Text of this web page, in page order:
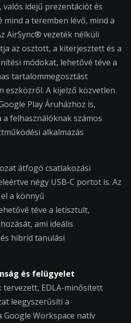
idejű prezentációt és
a teremben lévő, mind a
AirSync® vezeték nélküli
az osztott, a kiterjesztett és a
módokat, lehetővé téve a
tartalommegosztást
eszközről. A kijelző közvetlen
Play Áruházhoz is,
felhasználóknak számos
alkalmazás
átfogó csatlakozási
négy USB-C portot is. Az
a könnyű
téve a letisztult,
ami ideális
hibrid tanulási
és felügyelet
tervezett, EDLA-minősített
leegyszerűsíti a
Workspace natív